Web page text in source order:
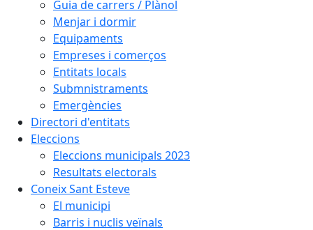
Guia de carrers / Plànol
Menjar i dormir
Equipaments
Empreses i comerços
Entitats locals
Submnistraments
Emergències
Directori d'entitats
Eleccions
Eleccions municipals 2023
Resultats electorals
Coneix Sant Esteve
El municipi
Barris i nuclis veïnals